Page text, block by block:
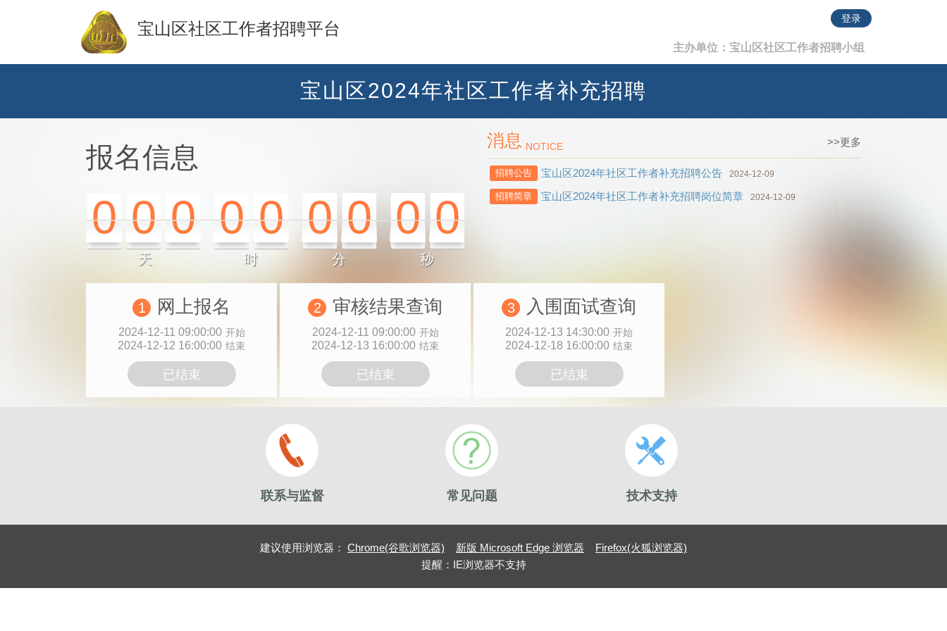
宝山区社区工作者招聘平台
登录
主办单位：宝山区社区工作者招聘小组
宝山区2024年社区工作者补充招聘
报名信息
0 0 0 0 0 0 0 0 0
天 时 分 秒
消息 NOTICE >>更多
招聘公告 宝山区2024年社区工作者补充招聘公告 2024-12-09
招聘简章 宝山区2024年社区工作者补充招聘岗位简章 2024-12-09
1 网上报名
2024-12-11 09:00:00 开始
2024-12-12 16:00:00 结束
已结束
2 审核结果查询
2024-12-11 09:00:00 开始
2024-12-13 16:00:00 结束
已结束
3 入围面试查询
2024-12-13 14:30:00 开始
2024-12-18 16:00:00 结束
已结束
联系与监督 常见问题 技术支持
建议使用浏览器： Chrome(谷歌浏览器) 新版 Microsoft Edge 浏览器
Firefox(火狐浏览器)
提醒：IE浏览器不支持